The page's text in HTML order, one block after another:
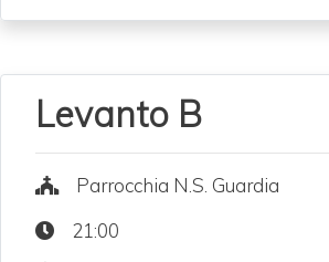
Levanto B
Parrocchia N.S. Guardia
21:00